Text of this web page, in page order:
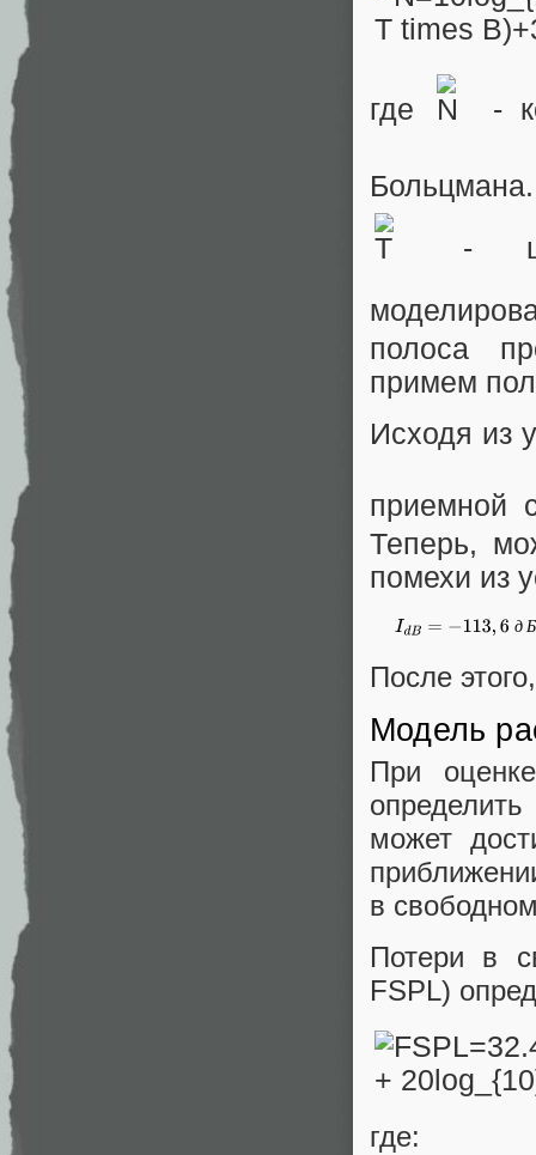
где -
-
полоса
примем
Исходя из
приемной
Теперь,
помехи из
После
Модель
При
может
в
Потери в
FSPL)
где: